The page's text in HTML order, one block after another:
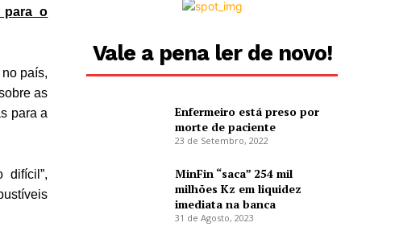
para o
país,
as
para a
difícil”,
Vale a pena ler de novo!
Enfermeiro está preso por
morte de paciente
23 de Setembro, 2022
MinFin “saca” 254 mil
milhões Kz em liquidez
imediata na banca
31 de Agosto, 2023